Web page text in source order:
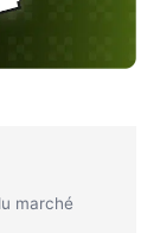
marché